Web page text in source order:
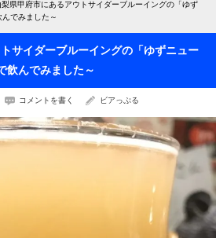
梨県甲府市にあるアウトサイダーブルーイングの「ゆず
でみました～
サイダーブルーイングの「ゆずニュー
飲んでみました～
コメントを書く ビアっぷる